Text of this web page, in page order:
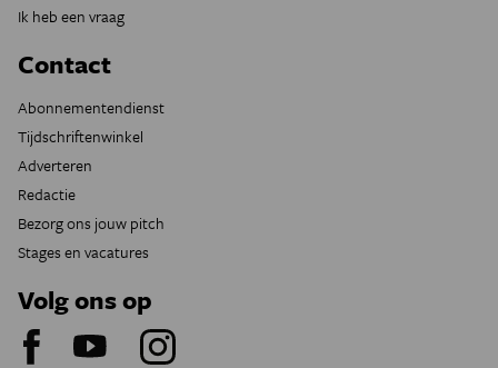
Ik heb een vraag
Contact
Abonnementendienst
Tijdschriftenwinkel
Adverteren
Redactie
Bezorg ons jouw pitch
Stages en vacatures
Volg ons op